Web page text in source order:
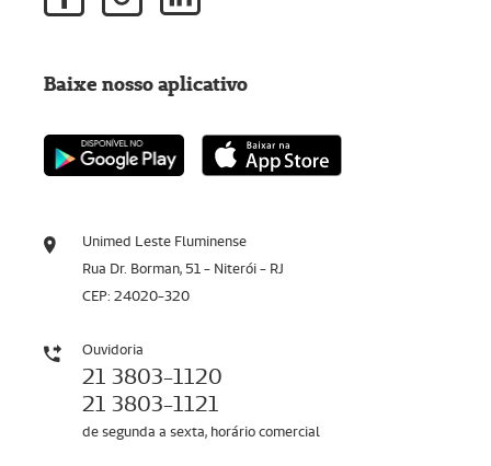
Unimed Leste Fluminense
Rua Dr. Borman, 51 - Niterói - RJ
CEP: 24020-320
Ouvidoria
21 3803-1120
21 3803-1121
de segunda a sexta, horário comercial
Baixe nosso aplicativo